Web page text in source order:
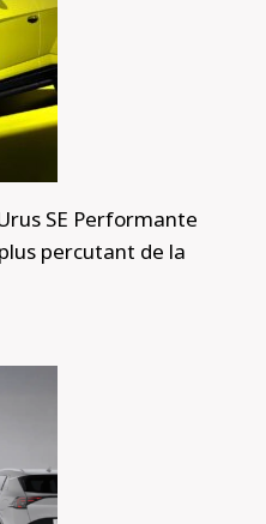
SE Performante
percutant de la